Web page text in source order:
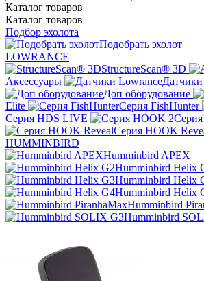
Каталог товаров
Каталог товаров
Подбор эхолота
Подобрать эхолот
LOWRANCE
StructureScan® 3D
Аксессуары
Доп оборудование
Elite
Серия FishHunter
Серия HDS LIVE
Серия HOOK
HUMMINBIRD
Humminbird APEX
Humminbird Helix
Humminbird Helix
Humminbird Helix
Humminbird
Humminbird